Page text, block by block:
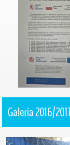
Galeria 2016/